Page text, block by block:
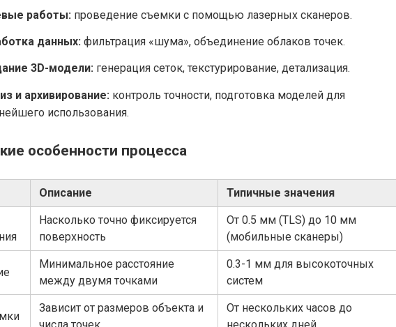
работы: проведение съемки с помощью лазерных сканеров.
данных: фильтрация «шума», объединение облаков точек.
3D-модели: генерация сеток, текстурирование, детализация.
и архивирование: контроль точности, подготовка моделей для
использования.
особенности процесса
Описание Типичные значения
Насколько точно фиксируется
поверхность
От 0.5 мм (TLS) до 10 мм
(мобильные сканеры)
Минимальное расстояние
между двумя точками
0.3-1 мм для высокоточных
систем
Зависит от размеров объекта и
От нескольких часов до